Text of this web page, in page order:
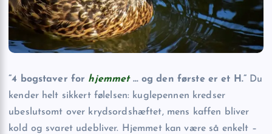
”4 bogstaver for hjemmet… og den første er et H.” Du
kender helt sikkert følelsen: kuglepennen kredser
ubeslutsomt over krydsordshæftet, mens kaffen bliver
kold og svaret udebliver. Hjemmet kan være så enkelt –